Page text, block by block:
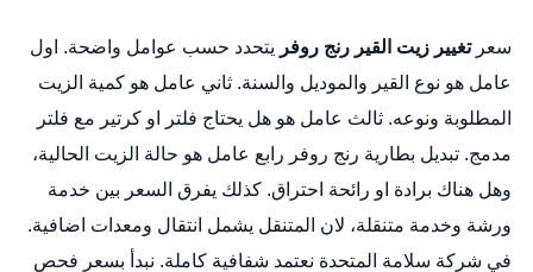
سعرتغيير زيت القير رنج روفر يتحدد حسب عوامل واضحة. اول
عامل هو نوع القير والموديل والسنة. ثاني عامل هو كمية الزيت
المطلوبة ونوعه. ثالث عامل هو هل يحتاج فلتر او كرتير مع فلتر
مدمج. تبديل بطارية رنج روفر رابع عامل هو حالة الزيت الحالية،
وهل هناك برادة او رائحة احتراق. كذلك يفرق السعر بين خدمة
ورشة وخدمة متنقلة، لان المتنقل يشمل انتقال ومعدات اضافية.
في شركة سلامة المتحدة نعتمد شفافية كاملة. نبدأ بسعر فحص